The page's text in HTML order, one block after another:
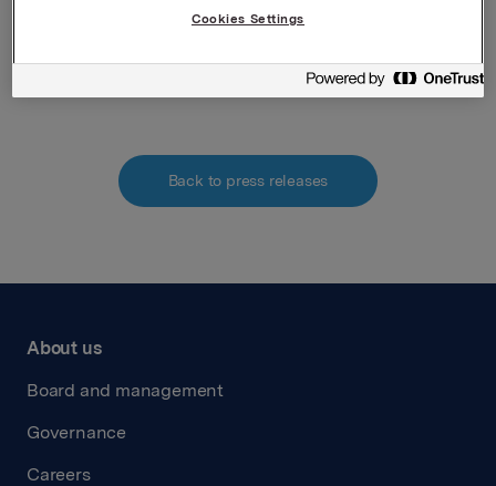
Opsjonstildeling
Back to press releases
About us
Board and management
Governance
Careers
Cookies Settings